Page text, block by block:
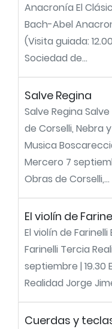
Anacronía El
Bach-Abel
(Visita guiada:
Sociedad de...
Salve Regina
Salve Regina
de Corselli, Nebra
Musica
Mercero 7
Obras de Corselli,...
El violín de
El violín de Farinelli
Farinelli Tercia
septiembre | 19.30
Realidad Jorge
Cuerdas y